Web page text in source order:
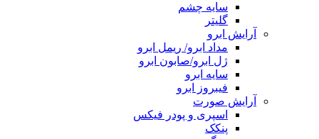
سایه چشم
گلیتر
آرایش ابرو
مداد ابرو/ ریمل ابرو
ژل ابرو/صابون ابرو
سایه ابرو
فیبروز ابرو
آرایش صورت
اسپری و پودر فیکس
پنکک